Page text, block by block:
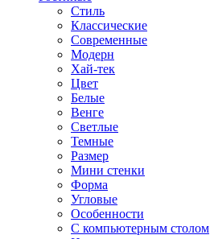
Стиль
Классические
Современные
Модерн
Хай-тек
Цвет
Белые
Венге
Светлые
Темные
Размер
Мини стенки
Форма
Угловые
Особенности
С компьютерным столом